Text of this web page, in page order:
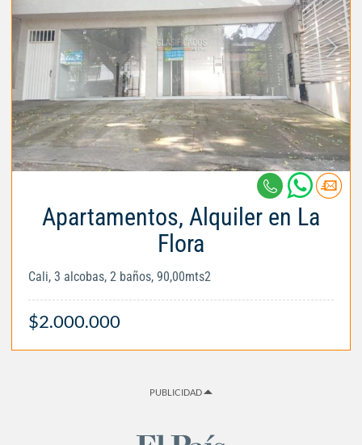
Apartamentos, Alquiler en La
Flora
Cali, 3 alcobas, 2 baños, 90,00mts2
$2.000.000
PUBLICIDAD